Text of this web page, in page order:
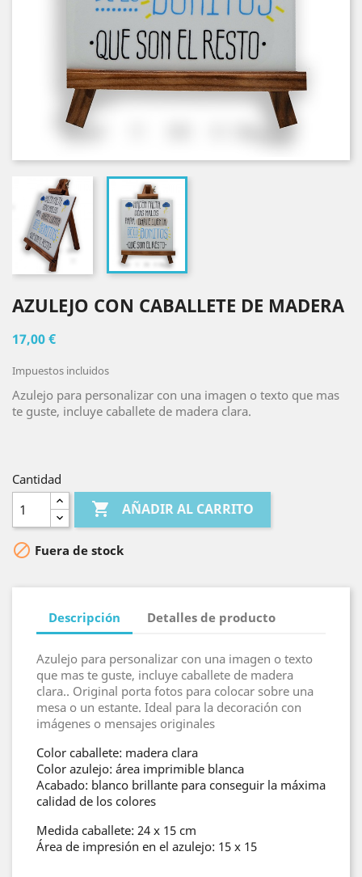
AZULEJO CON CABALLETE DE MADERA
17,00 €
Impuestos incluidos
Azulejo para personalizar con una imagen o texto que mas
te guste, incluye caballete de madera clara.
Cantidad
 AÑADIR AL CARRITO
 Fuera de stock
Descripción Detalles de producto
Azulejo para personalizar con una imagen o texto
que mas te guste, incluye caballete de madera
clara.. Original porta fotos para colocar sobre una
mesa o un estante. Ideal para la decoración con
imágenes o mensajes originales
Color caballete: madera clara
Color azulejo: área imprimible blanca
Acabado: blanco brillante para conseguir la máxima
calidad de los colores
Medida caballete: 24 x 15 cm
Área de impresión en el azulejo: 15 x 15